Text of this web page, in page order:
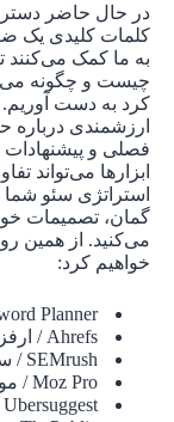
در حال حاضر
کلمات کلیدی یک
به ما کمک می‌کنند
چیست و چگونه
کرد به دست آوریم.
ارزشمندی درباره
فصلی و پیشنهادات
ابزارها می‌تواند
استراتژی سئو شما
گمان، تصمیمات
می‌کنید. از همین رو
خواهیم کرد:
Google Keyword Planner / گوگل کیورد پلنر